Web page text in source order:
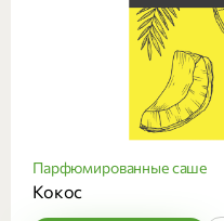
Парфюмированные саше
Кокос